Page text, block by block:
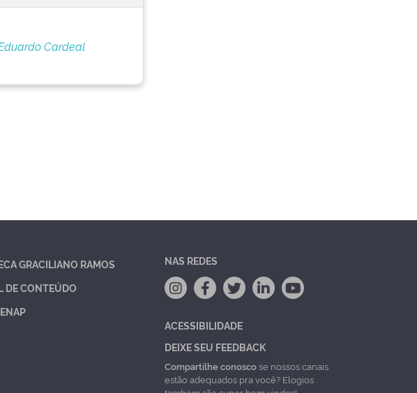
Cardeal
GRACILIANO RAMOS
DE CONTEÚDO
NAS REDES
ACESSIBILIDADE
DEIXE SEU FEEDBACK
Compartilhe conoscose nossos canais
estão adequados pra você? Elogios